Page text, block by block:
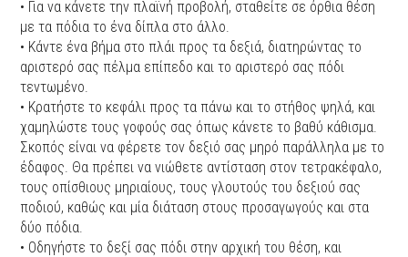
• Για να κάνετε την πλαϊνή προβολή, σταθείτε σε όρθια θέση
με τα πόδια το ένα δίπλα στο άλλο.
• Κάντε ένα βήμα στο πλάι προς τα δεξιά, διατηρώντας το
αριστερό σας πέλμα επίπεδο και το αριστερό σας πόδι
τεντωμένο.
• Κρατήστε το κεφάλι προς τα πάνω και το στήθος ψηλά, και
χαμηλώστε τους γοφούς σας όπως κάνετε το βαθύ κάθισμα.
Σκοπός είναι να φέρετε τον δεξιό σας μηρό παράλληλα με το
έδαφος. Θα πρέπει να νιώθετε αντίσταση στον τετρακέφαλο,
τους οπίσθιους μηριαίους, τους γλουτούς του δεξιού σας
ποδιού, καθώς και μία διάταση στους προσαγωγούς και στα
δύο πόδια.
• Οδηγήστε το δεξί σας πόδι στην αρχική του θέση, και